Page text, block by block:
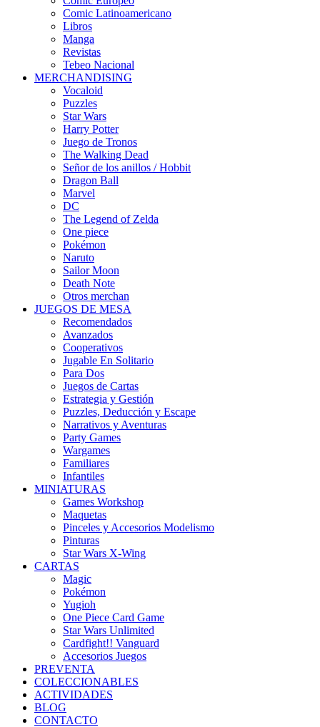
Comic Latinoamericano
Libros
Manga
Revistas
Tebeo Nacional
MERCHANDISING
Vocaloid
Puzzles
Star Wars
Harry Potter
Juego de Tronos
The Walking Dead
Señor de los anillos / Hobbit
Dragon Ball
Marvel
DC
The Legend of Zelda
One piece
Pokémon
Naruto
Sailor Moon
Death Note
Otros merchan
JUEGOS DE MESA
Recomendados
Avanzados
Cooperativos
Jugable En Solitario
Para Dos
Juegos de Cartas
Estrategia y Gestión
Puzzles, Deducción y Escape
Narrativos y Aventuras
Party Games
Wargames
Familiares
Infantiles
MINIATURAS
Games Workshop
Maquetas
Pinceles y Accesorios Modelismo
Pinturas
Star Wars X-Wing
CARTAS
Magic
Pokémon
Yugioh
One Piece Card Game
Star Wars Unlimited
Cardfight!! Vanguard
Accesorios Juegos
PREVENTA
COLECCIONABLES
ACTIVIDADES
BLOG
CONTACTO